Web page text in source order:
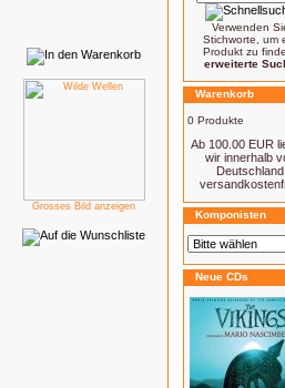
Grosses Bild anzeigen
Verwenden
Stichworte, um
Produkt zu
erweiterte
Warenkorb
0 Produkte
Ab 100.00 EUR
wir innerhalb
Deutschland
Komponisten
Neue CDs